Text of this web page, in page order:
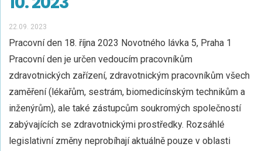
22.09. 2023
Pracovní den 18. října 2023 Novotného lávka 5, Praha 1
Pracovní den je určen vedoucím pracovníkům
zdravotnických zařízení, zdravotnickým pracovníkům všech
zaměření (lékařům, sestrám, biomedicínským technikům a
inženýrům), ale také zástupcům soukromých společností
zabývajících se zdravotnickými prostředky. Rozsáhlé
legislativní změny neprobíhají aktuálně pouze v oblasti